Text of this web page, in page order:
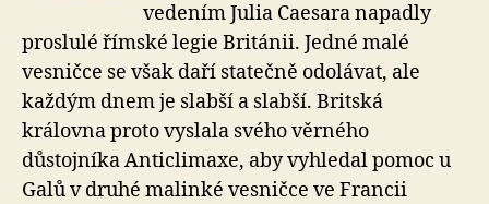
vedením Julia Caesara napadly
proslulé římské legie Británii. Jedné malé
vesničce se však daří statečně odolávat, ale
každým dnem je slabší a slabší. Britská
královna proto vyslala svého věrného
důstojníka Anticlimaxe, aby vyhledal pomoc u
Galů v druhé malinké vesničce ve Francii